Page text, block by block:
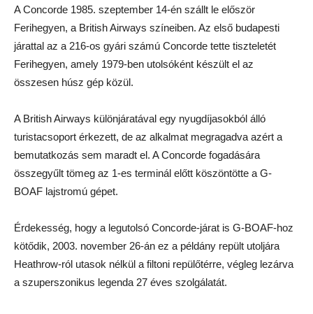
A Concorde 1985. szeptember 14-én szállt le először
Ferihegyen, a British Airways színeiben. Az első budapesti
járattal az a 216-os gyári számú Concorde tette tiszteletét
Ferihegyen, amely 1979-ben utolsóként készült el az
összesen húsz gép közül.
A British Airways különjáratával egy nyugdíjasokból álló
turistacsoport érkezett, de az alkalmat megragadva azért a
bemutatkozás sem maradt el. A Concorde fogadására
összegyűlt tömeg az 1-es terminál előtt köszöntötte a G-
BOAF lajstromú gépet.
Érdekesség, hogy a legutolsó Concorde-járat is G-BOAF-hoz
kötődik, 2003. november 26-án ez a példány repült utoljára
Heathrow-ról utasok nélkül a filtoni repülőtérre, végleg lezárva
a szuperszonikus legenda 27 éves szolgálatát.